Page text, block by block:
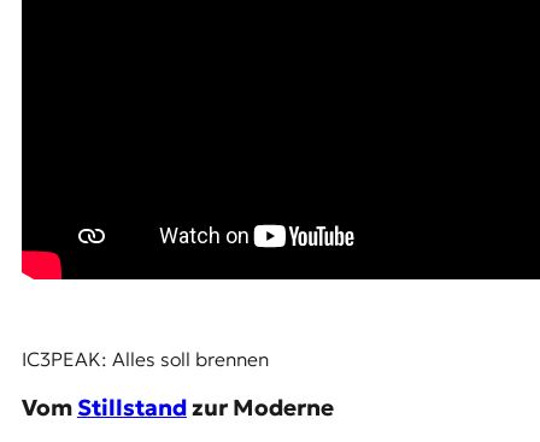
IC3PEAK: Alles soll brennen
Vom Stillstandzur Moderne